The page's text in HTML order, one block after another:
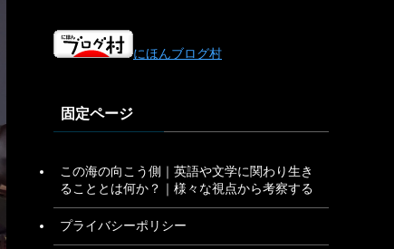
にほんブログ村
固定ページ
この海の向こう側｜英語や文学に関わり生き
ることとは何か？｜様々な視点から考察する
プライバシーポリシー